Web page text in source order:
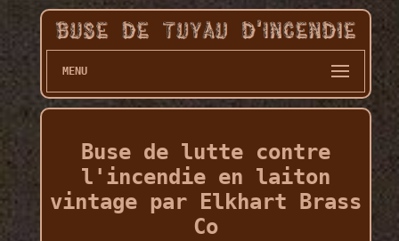
MENU
Buse de lutte contre
l'incendie en laiton
vintage par Elkhart Brass
Co